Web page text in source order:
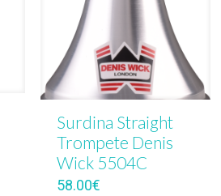
Surdina Straight
Trompete Denis
Wick 5504C
58.00€